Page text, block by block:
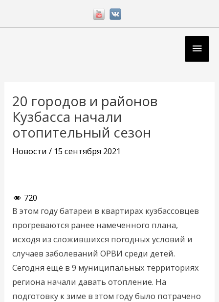
20 городов и районов
Кузбасса начали
отопительный сезон
Новости / 15 сентября 2021
720
В этом году батареи в квартирах кузбассовцев
прогреваются ранее намеченного плана,
исходя из сложившихся погодных условий и
случаев заболеваний ОРВИ среди детей.
Сегодня ещё в 9 муниципальных территориях
региона начали давать отопление. На
подготовку к зиме в этом году было потрачено
записям